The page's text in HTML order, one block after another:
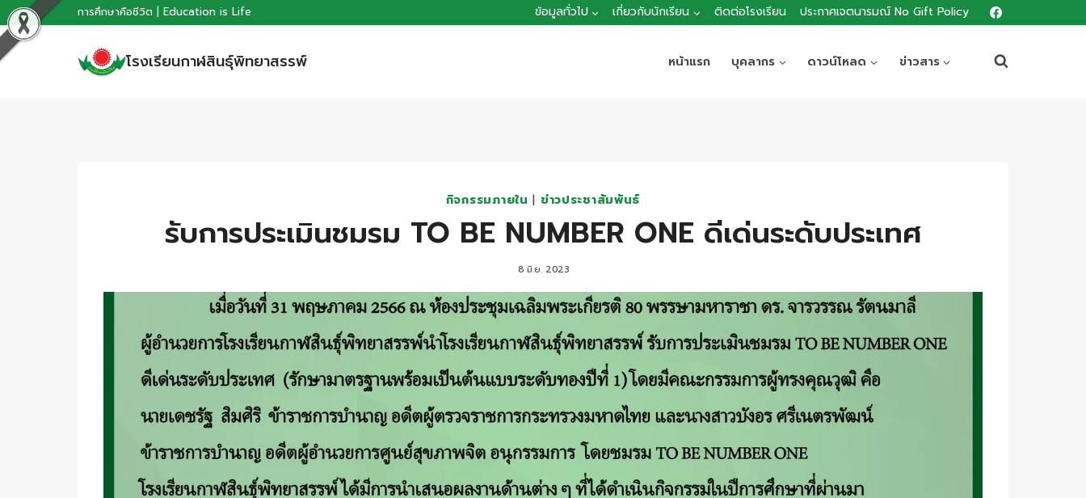
Skip
to
content
การศึกษาคือชีวิต | Education is Life ข้อมูลทั่วไป เกี่ยวกับนักเรียน ติดต่อโรงเรียน ประกาศเจตนารมณ์ No Gift Policy
โรงเรียนกาฬสินธุ์พิทยาสรรพ์ หน้าแรก บุคลากร ดาวน์โหลด ข่าวสาร
กิจกรรมภายใน | ข่าวประชาสัมพันธ์
รับการประเมินชมรม TO BE NUMBER ONE ดีเด่นระดับประเทศ
8 มิ.ย. 2023